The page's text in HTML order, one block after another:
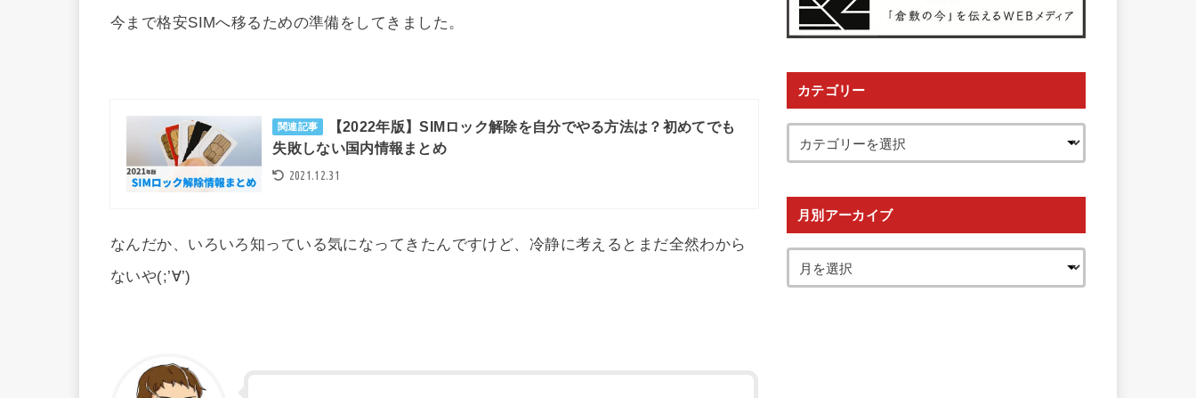
今まで格安SIMへ移るための準備をしてきました。
関連記事
【2022年版】SIMロック解除を自分でやる方法は？初めてでも
失敗しない国内情報まとめ
2021.12.31
なんだか、いろいろ知っている気になってきたんですけど、冷静に考えるとまだ全然わから
ないや(;’∀’)
カテゴリー
月別アーカイブ